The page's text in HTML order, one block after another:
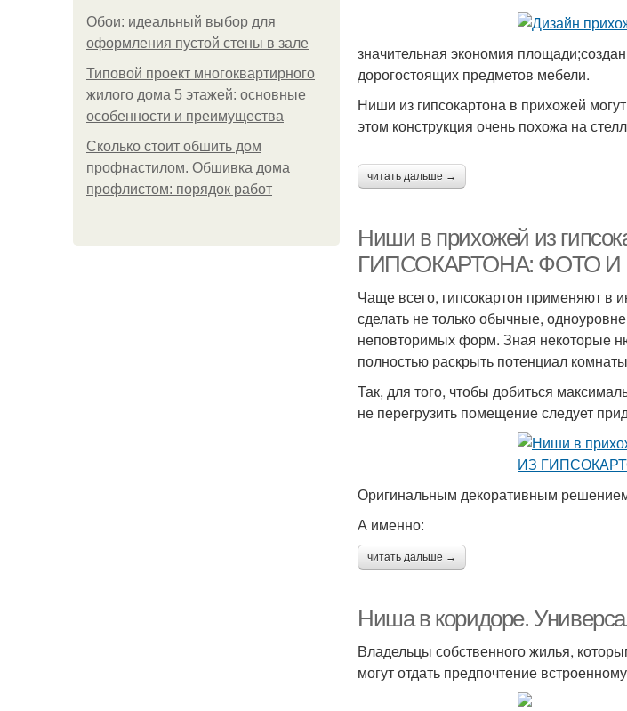
Обои: идеальный выбор для
оформления пустой стены в зале
Типовой проект многоквартирного
жилого дома 5 этажей: основные
особенности и преимущества
Сколько стоит обшить дом
профнастилом. Обшивка дома
профлистом: порядок работ
значительная экономия
дорогостоящих предметов мебели.
Ниши из гипсокартона в прихожей
этом конструкция очень похожа на
читать дальше →
Ниши в прихожей из
ГИПСОКАРТОНА: ФОТО И
Чаще всего, гипсокартон применяют в
сделать не только обычные,
неповторимых форм. Зная некоторые
полностью раскрыть потенциал
Так, для того, чтобы добиться
не перегрузить помещение следует
Оригинальным декоративным
А именно:
читать дальше →
Ниша в коридоре.
Владельцы собственного жилья,
могут отдать предпочтение